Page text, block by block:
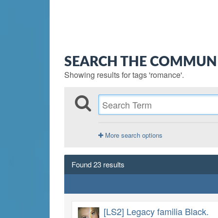
SEARCH THE
Showing results for tags 'romance'.
More search options
Found 23 results
[LS2] Legacy familia Black.